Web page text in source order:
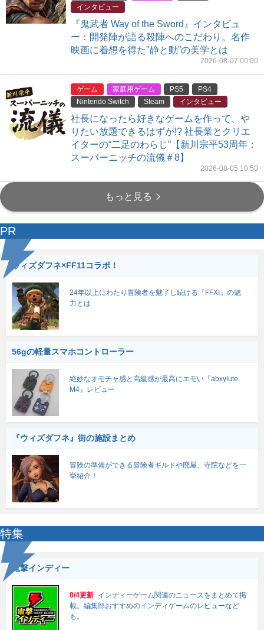
インタビュー
『鬼武者 Way of the Sword』インタビュ
ー：開発陣が語る殺陣へのこだわり。名作
映画に着想を得た"静と動”の美学とは
2026-08-07 00:00
ゲーム 家庭用ゲーム PS5
PS4
Nintendo Switch
Steam インタビュー
社長になったら好きなゲームを作って、や
りたい放題できるはずが!? 社長業とクリエ
イターの“二足のわらじ”【新川宗平53周年：
スーパーニッチの流儀＃8】
2026-08-05 10:50
もっと見る
PR
ウィズダフネ×FF11コラボ！
24年以上にわたり冒険者を魅了し続ける『FFXI』の魅
力とは
56gの軽量スマホコントローラー
絶妙なオモチャ感と高級感が最高にエモい『abxylute
M4』レビュー
『ウィズダフネ』街の施設まとめ
冒険の準備ができる冒険者ギルドや廃屋、寺院などを一
挙紹介！
特集
電撃インディー
8/4更新 インディーゲーム関連のニュースをまとめて掲
載。編集部おすすめのインディゲームのレビューなど
も。